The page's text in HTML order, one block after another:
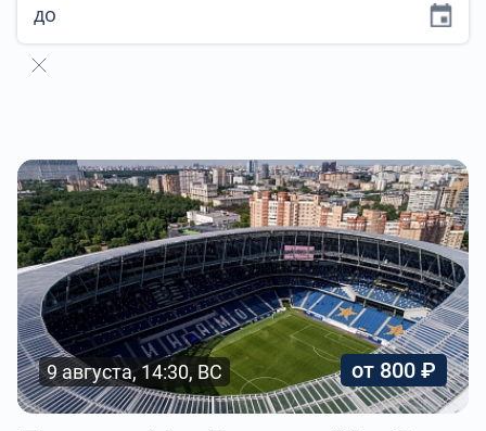
до
9 августа, 14:30, ВС от 800 ₽